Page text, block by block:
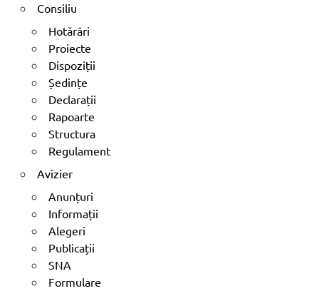
Consiliu
Hotărâri
Proiecte
Dispoziții
Ședințe
Declarații
Rapoarte
Structura
Regulament
Avizier
Anunțuri
Informații
Alegeri
Publicații
SNA
Formulare